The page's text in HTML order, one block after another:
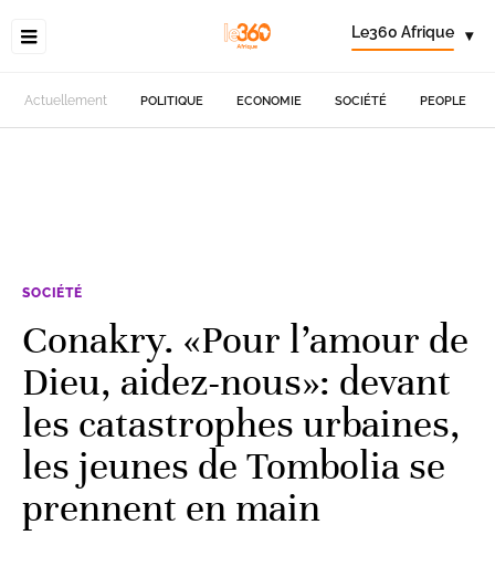
Le360 Afrique ▾
Actuellement POLITIQUE ECONOMIE SOCIÉTÉ PEOPLE
SOCIÉTÉ
Conakry. «Pour l’amour de
Dieu, aidez-nous»: devant
les catastrophes urbaines,
les jeunes de Tombolia se
prennent en main